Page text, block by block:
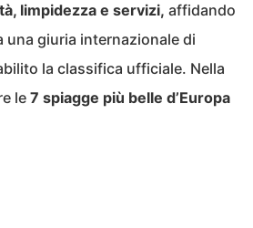
limpidezza e servizi, affidando
una giuria internazionale di
la classifica ufficiale. Nella
le7 spiagge più belle d’Europa